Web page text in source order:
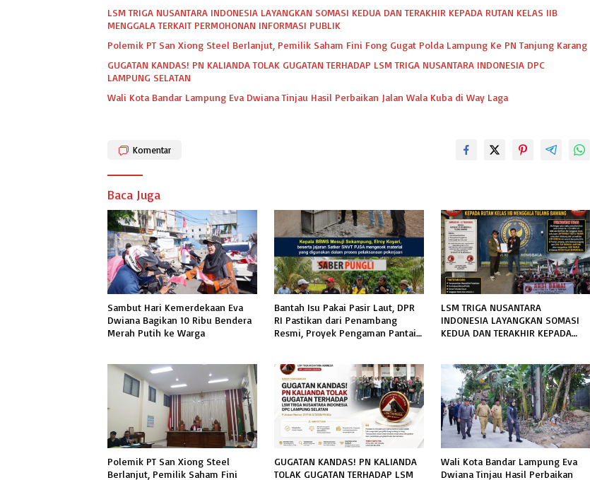
LSM TRIGA NUSANTARA INDONESIA LAYANGKAN SOMASI KEDUA DAN TERAKHIR KEPADA RUTAN KELAS IIB
MENGGALA TERKAIT PERMOHONAN INFORMASI PUBLIK
Polemik PT San Xiong Steel Berlanjut, Pemilik Saham Fini Fong Gugat Polda Lampung Ke PN Tanjung Karang
GUGATAN KANDAS! PN KALIANDA TOLAK GUGATAN TERHADAP LSM TRIGA NUSANTARA INDONESIA DPC
LAMPUNG SELATAN
Wali Kota Bandar Lampung Eva Dwiana Tinjau Hasil Perbaikan Jalan Wala Kuba di Way Laga
Komentar
Baca Juga
Sambut Hari Kemerdekaan Eva
Dwiana Bagikan 10 Ribu Bendera
Merah Putih ke Warga
Bantah Isu Pakai Pasir Laut, DPR
RI Pastikan dari Penambang
Resmi, Proyek Pengaman Pantai
LSM TRIGA NUSANTARA
INDONESIA LAYANGKAN SOMASI
KEDUA DAN TERAKHIR KEPADA
PUBLIK
Polemik PT San Xiong Steel
Berlanjut, Pemilik Saham Fini
GUGATAN KANDAS! PN KALIANDA
TOLAK GUGATAN TERHADAP LSM
Wali Kota Bandar Lampung Eva
Dwiana Tinjau Hasil Perbaikan